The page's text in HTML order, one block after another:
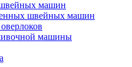
машин
швейных машин
машины